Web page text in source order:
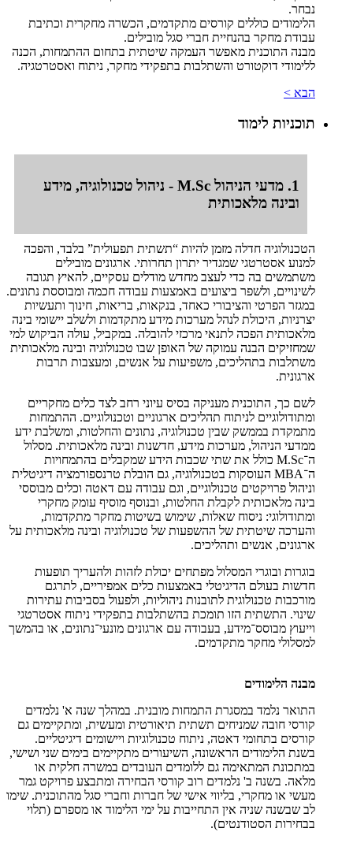
נבחר.
הלימודים כוללים קורסים מתקדמים, הכשרה מחקרית וכתיבת
עבודת מחקר בהנחיית חברי סגל מובילים.
מבנה התוכנית מאפשר העמקה שיטתית בתחום ההתמחות, הכנה
ללימודי דוקטורט והשתלבות בתפקידי מחקר, ניתוח ואסטרטגיה.
הבא >
תוכניות לימוד
1. מדעי הניהול M.Sc - ניהול טכנולוגיה, מידע
ובינה מלאכותית
הטכנולוגיה חדלה מזמן להיות “תשתית תפעולית” בלבד, והפכה
למנוע אסטרטגי שמגדיר יתרון תחרותי. ארגונים מובילים
משתמשים בה כדי לעצב מחדש מודלים עסקיים, להאיץ תגובה
לשינויים, ולשפר ביצועים באמצעות עבודה חכמה ומבוססת נתונים.
במגזר הפרטי והציבורי כאחד, בנקאות, בריאות, חינוך ותעשיות
יצרניות, היכולת לנהל מערכות מידע מתקדמות ולשלב יישומי בינה
מלאכותית הפכה לתנאי מרכזי להובלה. במקביל, עולה הביקוש למי
שמחזיקים הבנה עמוקה של האופן שבו טכנולוגיה ובינה מלאכותית
משתלבות בתהליכים, משפיעות על אנשים, ומעצבות תרבות
ארגונית.
לשם כך, התוכנית מעניקה בסיס עיוני רחב לצד כלים מחקריים
ומתודולוגיים לניתוח תהליכים ארגוניים וטכנולוגיים. ההתמחות
מתמקדת בממשק שבין טכנולוגיה, נתונים והחלטות, ומשלבת ידע
ממדעי הניהול, מערכות מידע, חדשנות ובינה מלאכותית. מסלול
ה־M.Sc כולל את שתי שכבות הידע שמקבלים בהתמחויות
ה־MBA העוסקות בטכנולוגיה, גם הובלת טרנספורמציה דיגיטלית
וניהול פרויקטים טכנולוגיים, וגם עבודה עם דאטה וכלים מבוססי
בינה מלאכותית לקבלת החלטות, ובנוסף מוסיף עומק מחקרי
ומתודולוגי: ניסוח שאלות, שימוש בשיטות מחקר מתקדמות,
והערכה שיטתית של ההשפעות של טכנולוגיה ובינה מלאכותית על
ארגונים, אנשים ותהליכים.
בוגרות ובוגרי המסלול מפתחים יכולת לזהות ולהעריך תופעות
חדשות בעולם הדיגיטלי באמצעות כלים אמפיריים, לתרגם
מורכבות טכנולוגית לתובנות ניהוליות, ולפעול בסביבות עתירות
שינוי. התשתית הזו תומכת בהשתלבות בתפקידי ניתוח אסטרטגי
וייעוץ מבוסס־מידע, בעבודה עם ארגונים מונעי־נתונים, או בהמשך
למסלולי מחקר מתקדמים.
מבנה הלימודים
התואר נלמד במסגרת התמחות מובנית. במהלך שנה א' נלמדים
קורסי חובה שמניחים תשתית תיאורטית ומעשית, ומתקיימים גם
קורסים בתחומי דאטה, ניתוח טכנולוגיות ויישומים דיגיטליים.
בשנת הלימודים הראשונה, השיעורים מתקיימים בימים שני ושישי,
במתכונת המתאימה גם ללומדים העובדים במשרה חלקית או
מלאה. בשנה ב' נלמדים רוב קורסי הבחירה ומתבצע פרויקט גמר
מעשי או מחקרי, בליווי אישי של חברות וחברי סגל מהתוכנית. שימו
לב שבשנה שניה אין התחייבות על ימי הלימוד או מספרם (תלוי
בבחירות הסטודנטים).